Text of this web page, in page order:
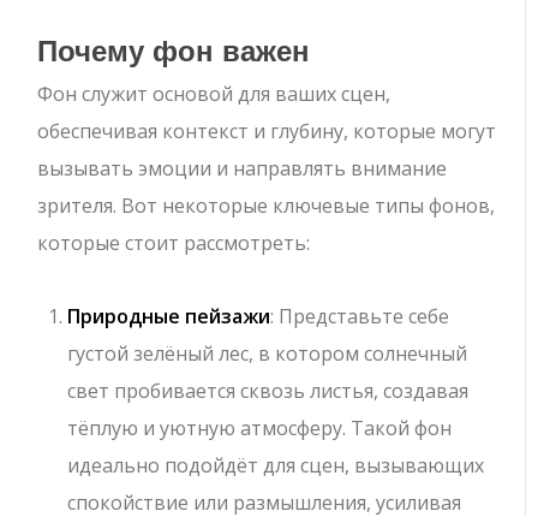
Почему фон важен
Фон служит основой для ваших сцен,
обеспечивая контекст и глубину, которые могут
вызывать эмоции и направлять внимание
зрителя. Вот некоторые ключевые типы фонов,
которые стоит рассмотреть:
Природные пейзажи: Представьте себе
густой зелёный лес, в котором солнечный
свет пробивается сквозь листья, создавая
тёплую и уютную атмосферу. Такой фон
идеально подойдёт для сцен, вызывающих
спокойствие или размышления, усиливая